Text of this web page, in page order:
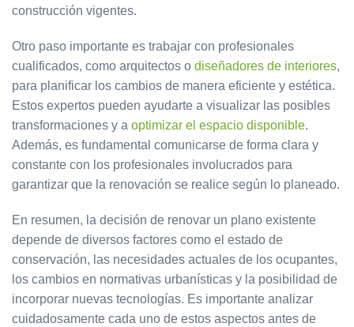
construcción vigentes.
Otro paso importante es trabajar con profesionales
cualificados, como arquitectos o diseñadores de interiores,
para planificar los cambios de manera eficiente y estética.
Estos expertos pueden ayudarte a visualizar las posibles
transformaciones y a optimizar el espacio disponible.
Además, es fundamental comunicarse de forma clara y
constante con los profesionales involucrados para
garantizar que la renovación se realice según lo planeado.
En resumen, la decisión de renovar un plano existente
depende de diversos factores como el estado de
conservación, las necesidades actuales de los ocupantes,
los cambios en normativas urbanísticas y la posibilidad de
incorporar nuevas tecnologías. Es importante analizar
cuidadosamente cada uno de estos aspectos antes de